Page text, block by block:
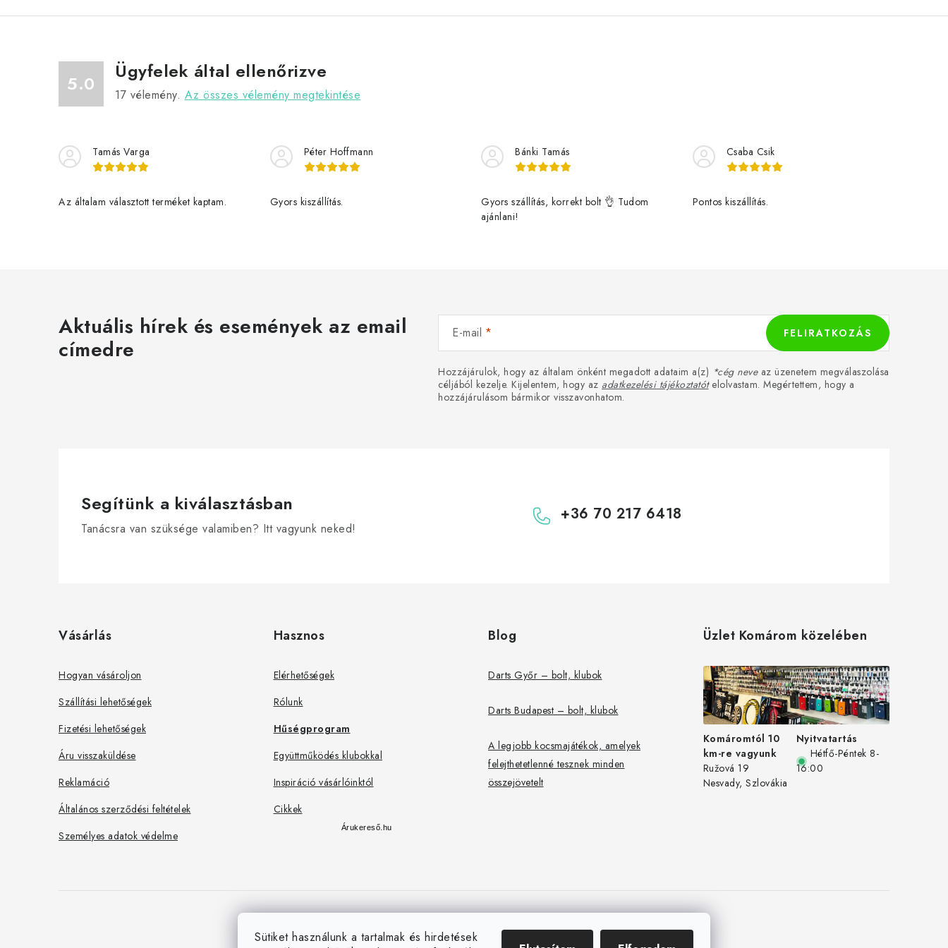
Sütiket használunk a tartalmak és hirdetések
5.0
Ügyfelek által ellenőrizve
17 vélemény. Az összes vélemény megtekintése
Tamás Varga
Az általam választott terméket kaptam.
Péter Hoffmann
Gyors kiszállítás.
Bánki Tamás
Gyors szállítás, korrekt bolt 👌 Tudom
ajánlani!
Csaba Csik
Pontos kiszállítás.
Aktuális hírek és események az email
címedre
E-mail
Hozzájárulok, hogy az általam önként megadott adataim a(z) *cég neveaz üzenetem megválaszolása
céljából kezelje. Kijelentem, hogy az adatkezelési tájékoztatótelolvastam. Megértettem, hogy a
hozzájárulásom bármikor visszavonhatom.
FELIRATKOZÁS
Segítünk a kiválasztásban
Tanácsra van szüksége valamiben? Itt vagyunk neked!
+36 70 217 6418
Vásárlás
Hogyan vásároljon
Szállítási lehetőségek
Fizetési lehetőségek
Áru visszaküldése
Reklamáció
Általános szerződési feltételek
Személyes adatok védelme
Hasznos
Elérhetőségek
Rólunk
Hűségprogram
Együttműködés klubokkal
Inspiráció vásárlóinktól
Cikkek
Árukereső.hu
Blog
Darts Győr – bolt, klubok
Darts Budapest – bolt, klubok
A legjobb kocsmajátékok, amelyek
felejthetetlenné tesznek minden
összejövetelt
Üzlet Komárom közelében
Komáromtól 10
km-re vagyunk
Ružová 19
Nesvady, Szlovákia
Nyitvatartás
Hétfő-Péntek 8-
16:00